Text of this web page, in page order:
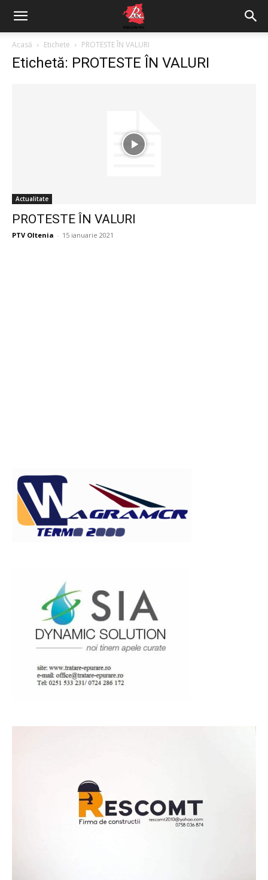
Acasă Etichete PROTESTE ÎN VALURI
Etichetă: PROTESTE ÎN VALURI
Actualitate
PROTESTE ÎN VALURI
PTV Oltenia - 15 ianuarie 2021